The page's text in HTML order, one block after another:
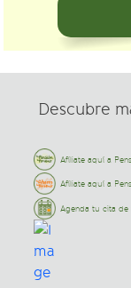
Descubre
Afíliate aquí a
Afíliate aquí a
Agenda tu cita